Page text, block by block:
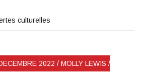
culturelles
2022 / MOLLY LEWIS /